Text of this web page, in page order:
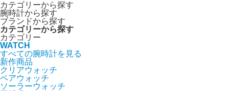
カテゴリーから探す
腕時計から探す
ブランドから探す
カテゴリーから探す
カテゴリー
WATCH
すべての腕時計を見る
新作商品
クリアウォッチ
ペアウォッチ
ソーラーウォッチ